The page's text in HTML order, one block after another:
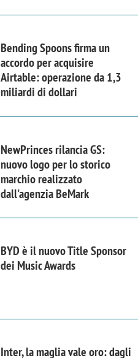
Bending Spoons firma un
accordo per acquisire
Airtable: operazione da 1,3
miliardi di dollari
NewPrinces rilancia GS:
nuovo logo per lo storico
marchio realizzato
dall'agenzia BeMark
BYD è il nuovo Title Sponsor
dei Music Awards
Inter, la maglia vale oro: dagli